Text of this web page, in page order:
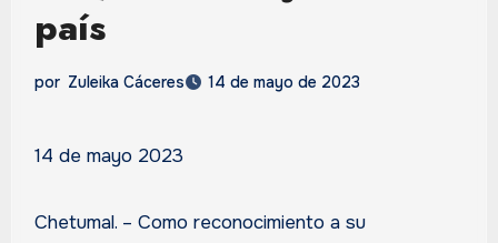
país
por Zuleika Cáceres 14 de mayo de 2023
14 de mayo 2023
Chetumal. – Como reconocimiento a su